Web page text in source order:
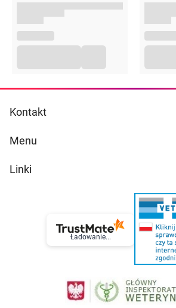
Kontakt
Menu
Linki
Ładowanie...